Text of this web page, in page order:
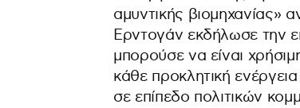
αμυντικής
Ερντογάν εκδήλωσε την
μπορούσε να είναι
κάθε προκλητική
σε επίπεδο πολιτικών